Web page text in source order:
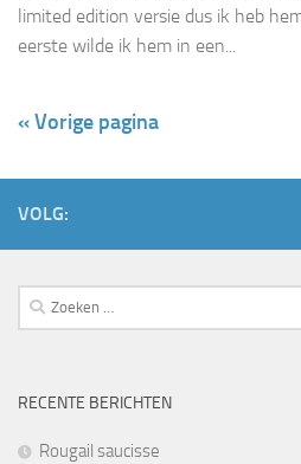
limited edition versie dus ik heb
eerste wilde ik hem in een...
« Vorige pagina
VOLG:
Zoeken
naar:
RECENTE BERICHTEN
Rougail saucisse